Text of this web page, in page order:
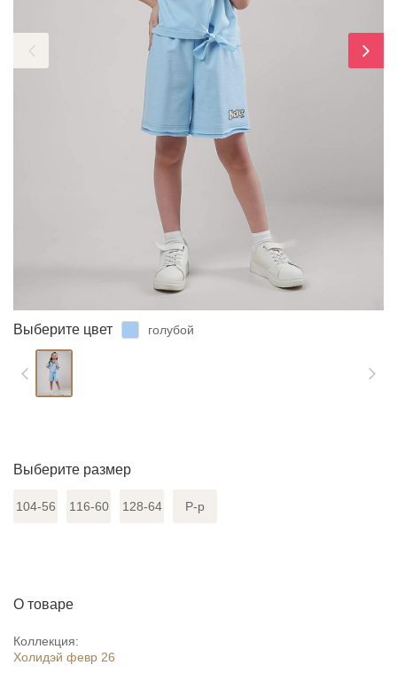
Выберите цвет голубой
Выберите размер
104-56 116-60 128-64 Р-р
О товаре
Коллекция:
Холидэй февр 26